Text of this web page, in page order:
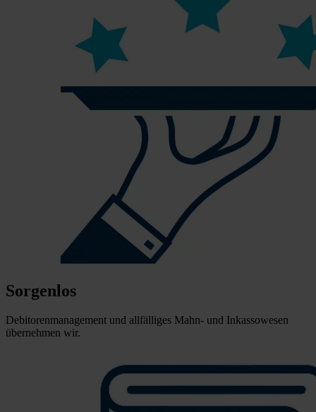
Sorgenlos
Debitorenmanagement und allfälliges Mahn- und Inkassowesen
übernehmen wir.